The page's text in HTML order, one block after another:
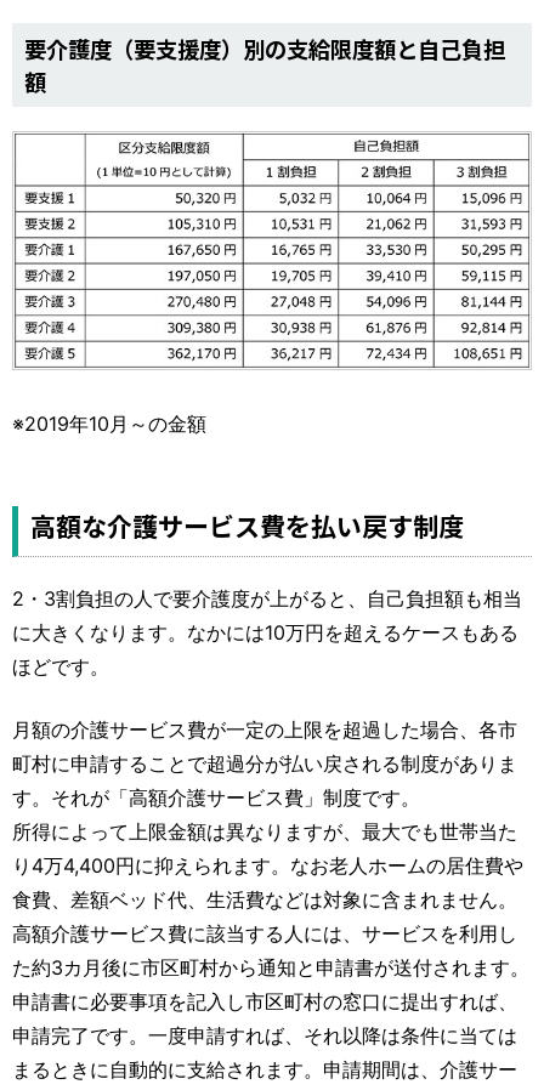
要介護度（要支援度）別の支給限度額と自己負担
額
※2019年10月～の金額
高額な介護サービス費を払い戻す制度
2・3割負担の人で要介護度が上がると、自己負担額も相当
に大きくなります。なかには10万円を超えるケースもある
ほどです。
月額の介護サービス費が一定の上限を超過した場合、各市
町村に申請することで超過分が払い戻される制度がありま
す。それが「高額介護サービス費」制度です。
所得によって上限金額は異なりますが、最大でも世帯当た
り4万4,400円に抑えられます。なお老人ホームの居住費や
食費、差額ベッド代、生活費などは対象に含まれません。
高額介護サービス費に該当する人には、サービスを利用し
た約3カ月後に市区町村から通知と申請書が送付されます。
申請書に必要事項を記入し市区町村の窓口に提出すれば、
申請完了です。一度申請すれば、それ以降は条件に当ては
まるときに自動的に支給されます。申請期間は、介護サー